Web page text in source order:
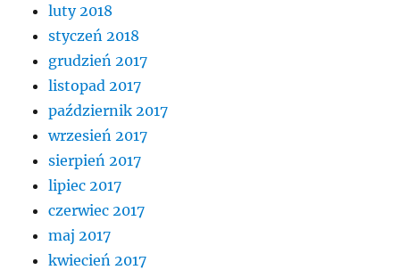
luty 2018
styczeń 2018
grudzień 2017
listopad 2017
październik 2017
wrzesień 2017
sierpień 2017
lipiec 2017
czerwiec 2017
maj 2017
kwiecień 2017